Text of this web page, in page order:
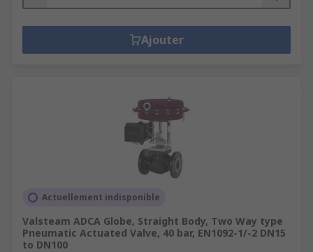
Ajouter
Actuellement indisponible
Valsteam ADCA Globe, Straight Body, Two Way type
Pneumatic Actuated Valve, 40 bar, EN1092-1/-2 DN15
to DN100